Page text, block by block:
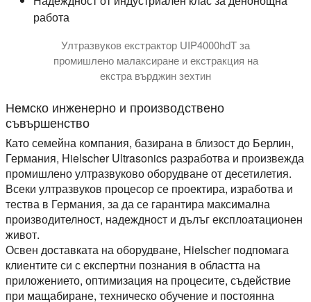
работа
Ултразвуков екстрактор UIP4000hdT за
промишлено малаксиране и екстракция на
екстра върджин зехтин
Немско инженерно и производствено
съвършенство
Като семейна компания, базирана в близост до Берлин,
Германия, Hielscher Ultrasonics разработва и произвежда
промишлено ултразвуково оборудване от десетилетия.
Всеки ултразвуков процесор се проектира, изработва и
тества в Германия, за да се гарантира максимална
производителност, надеждност и дълъг експлоатационен
живот.
Освен доставката на оборудване, Hielscher подпомага
клиентите си с експертни познания в областта на
приложението, оптимизация на процесите, съдействие
при мащабиране, техническо обучение и постоянна